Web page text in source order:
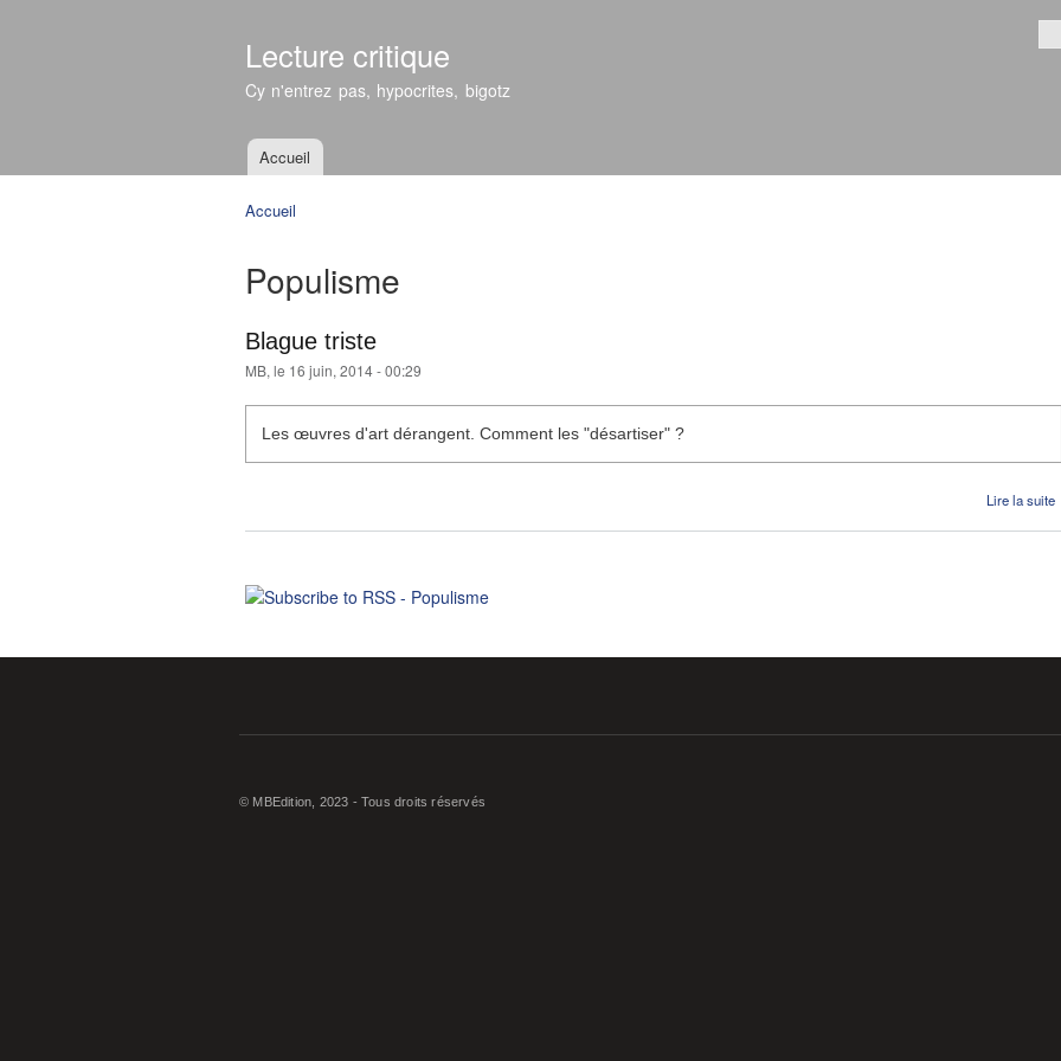
Lecture critique
Cy n'entrez pas, hypocrites, bigotz
Menu principal
Accueil
Accueil
Populisme
Blague triste
MB, le 16 juin, 2014 - 00:29
Les œuvres d'art dérangent. Comment les "désartiser" ?
Lire la suite
© MBEdition, 2023 - Tous droits réservés